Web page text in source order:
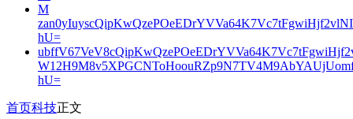
M
hU=
hU=
首页科技正文